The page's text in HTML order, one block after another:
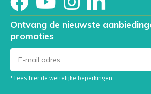
Ontvang de nieuwste
promoties
* Lees hier de wettelijke beperkingen